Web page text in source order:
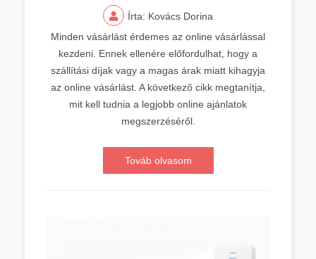
Írta: Kovács Dorina
Minden vásárlást érdemes az online vásárlással
kezdeni. Ennek ellenére előfordulhat, hogy a
szállítási díjak vagy a magas árak miatt kihagyja
az online vásárlást. A következő cikk megtanítja,
mit kell tudnia a legjobb online ajánlatok
megszerzéséről.
Továb olvasom